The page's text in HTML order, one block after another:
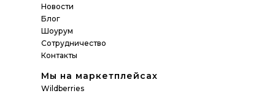
Шоурум
Новости
Блог
Контакты
Сотрудничество
Мы на маркетплейсах
Wildberries